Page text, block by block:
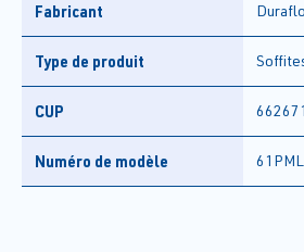
Fabricant Duraflo
Type de produit
CUP
Numéro de modèle